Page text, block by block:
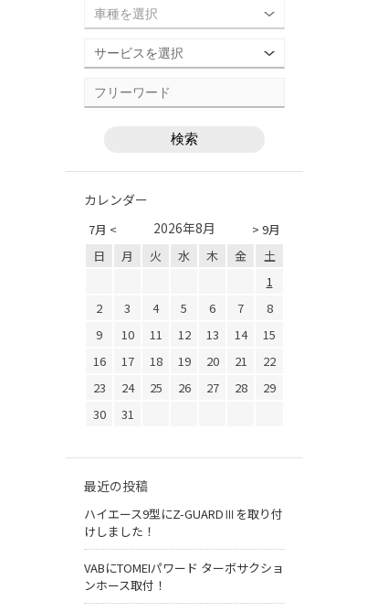
カレンダー
7月 < > 9月
2026年8月
日 月 火 水 木 金
土
1
2
3 4 5 6 7
8
9
10 11 12 13 14
15
16
17 18 19 20 21
22
23
24 25 26 27 28
29
30
31
最近の投稿
ハイエース9型にZ-GUARDⅢを取り付
けしました！
VABにTOMEIパワード ターボサクショ
ンホース取付！